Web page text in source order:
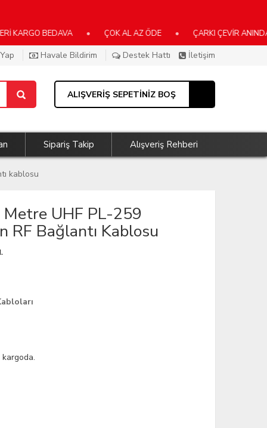
BEDAVA • ÇOK AL AZ ÖDE • ÇARKI ÇEVİR ANINDA KAZAN
Havale Bildirim Destek Hattı İletişim
ALIŞVERİŞ SEPETİNİZ BOŞ
Sipariş Takip Alışveriş Rehberi
kablosu
UHF PL-259
RF Bağlantı Kablosu